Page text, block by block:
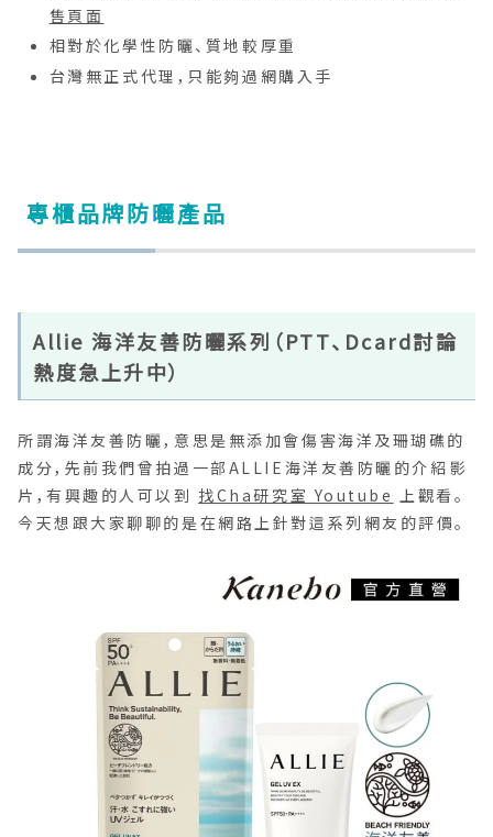
售頁面
相對於化學性防曬、質地較厚重
台灣無正式代理，只能夠過網購入手
專櫃品牌防曬產品
Allie 海洋友善防曬系列（PTT、Dcard討論
熱度急上升中）
所謂海洋友善防曬，意思是無添加會傷害海洋及珊瑚礁的
成分，先前我們曾拍過一部ALLIE海洋友善防曬的介紹影
片，有興趣的人可以到 找Cha研究室 Youtube 上觀看。
今天想跟大家聊聊的是在網路上針對這系列網友的評價。